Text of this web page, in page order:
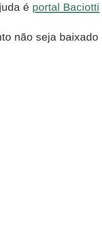
é portal Baciotti
não seja